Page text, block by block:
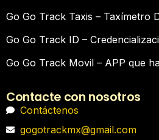
Go Go Track Taxis – Taxímetro
Go Go Track ID –
Go Go Track Movil – APP que
Contacte con nosotros
Contáctenos
gogotrackmx@gmail.com